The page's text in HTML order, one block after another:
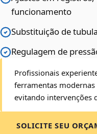
funcionamento
Substituição de
Regulagem de
Profissionais
ferramentas
evitando intervenções
SOLICITE SEU